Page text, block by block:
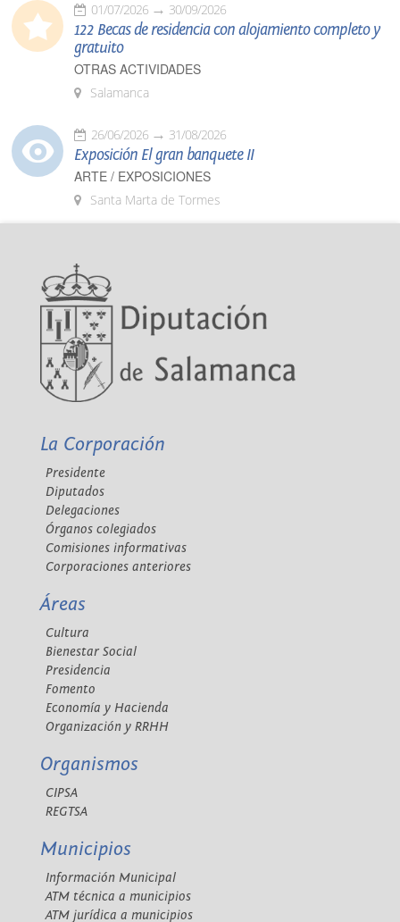
01/07/2026 30/09/2026
122 Becas de residencia con alojamiento completo y
gratuito
OTRAS ACTIVIDADES
Salamanca
26/06/2026 31/08/2026
Exposición El gran banquete II
ARTE / EXPOSICIONES
Santa Marta de Tormes
La Corporación
Presidente
Diputados
Delegaciones
Órganos colegiados
Comisiones informativas
Corporaciones anteriores
Áreas
Cultura
Bienestar Social
Presidencia
Fomento
Economía y Hacienda
Organización y RRHH
Organismos
CIPSA
REGTSA
Municipios
Información Municipal
ATM técnica a municipios
ATM jurídica a municipios